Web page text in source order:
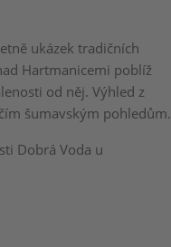
ukázek tradičních
Hartmanicemi poblíž
od něj. Výhled z
šumavským pohledům.
Dobrá Voda u